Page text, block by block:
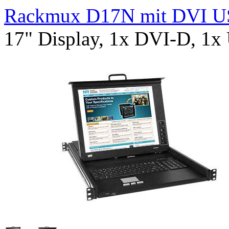
Rackmux D17N mit DVI
17" Display, 1x DVI-D, 1x